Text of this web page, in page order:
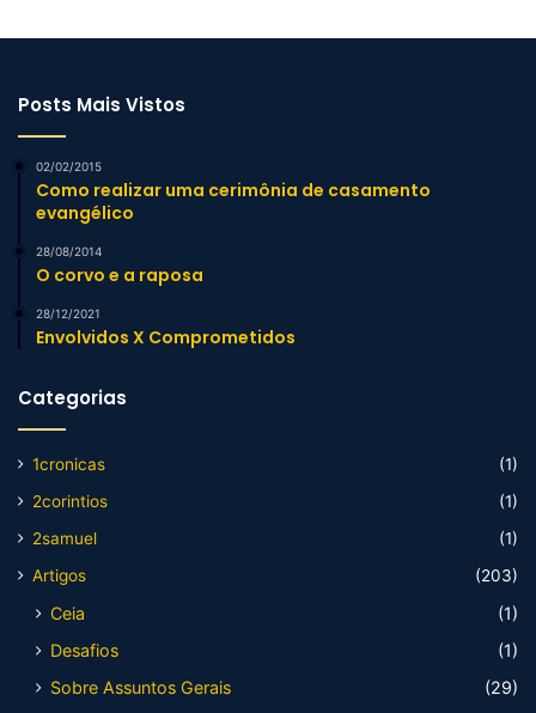
Posts Mais Vistos
02/02/2015
Como realizar uma cerimônia de casamento
evangélico
28/08/2014
O corvo e a raposa
28/12/2021
Envolvidos X Comprometidos
Categorias
1cronicas
(1)
2corintios
(1)
2samuel
(1)
Artigos
(203)
Ceia
(1)
Desafios
(1)
Sobre Assuntos Gerais
(29)